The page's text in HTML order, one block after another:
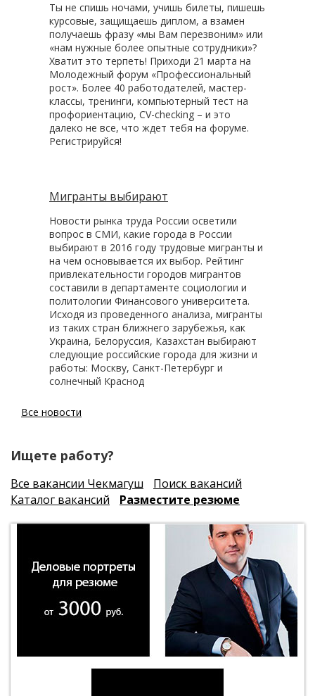
Ты не спишь ночами, учишь билеты, пишешь
курсовые, защищаешь диплом, а взамен
получаешь фразу «мы Вам перезвоним» или
«нам нужные более опытные сотрудники»?
Хватит это терпеть! Приходи 21 марта на
Молодежный форум «Профессиональный
рост». Более 40 работодателей, мастер-
классы, тренинги, компьютерный тест на
профориентацию, CV-checking – и это
далеко не все, что ждет тебя на форуме.
Регистрируйся!
Мигранты выбирают
Новости рынка труда России осветили
вопрос в СМИ, какие города в России
выбирают в 2016 году трудовые мигранты и
на чем основывается их выбор. Рейтинг
привлекательности городов мигрантов
составили в департаменте социологии и
политологии Финансового университета.
Исходя из проведенного анализа, мигранты
из таких стран ближнего зарубежья, как
Украина, Белоруссия, Казахстан выбирают
следующие российские города для жизни и
работы: Москву, Санкт-Петербург и
солнечный Краснод
Все новости
Ищете работу?
Все вакансии Чекмагуш
Поиск вакансий
Каталог вакансий
Разместите резюме